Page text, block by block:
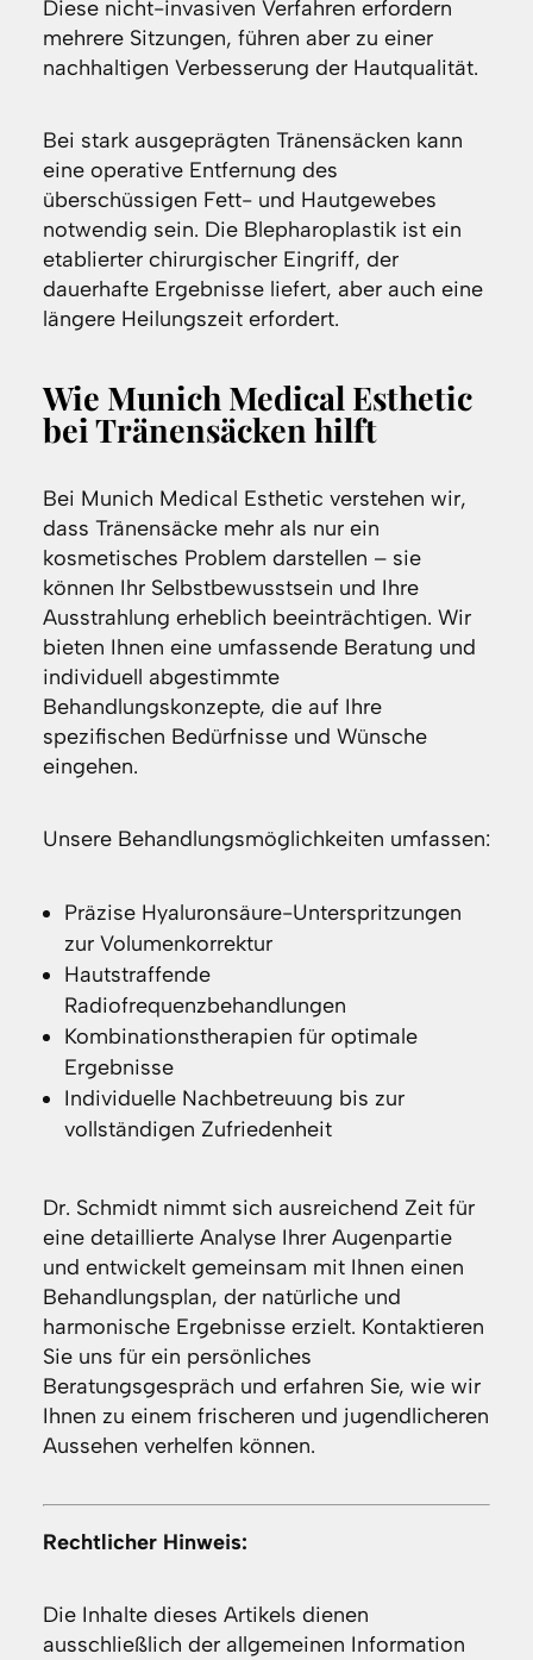
Diese nicht-invasiven Verfahren erfordern
mehrere Sitzungen, führen aber zu einer
nachhaltigen Verbesserung der Hautqualität.
Bei stark ausgeprägten Tränensäcken kann
eine operative Entfernung des
überschüssigen Fett- und Hautgewebes
notwendig sein. Die Blepharoplastik ist ein
etablierter chirurgischer Eingriff, der
dauerhafte Ergebnisse liefert, aber auch eine
längere Heilungszeit erfordert.
Wie Munich Medical Esthetic
bei Tränensäcken hilft
Bei Munich Medical Esthetic verstehen wir,
dass Tränensäcke mehr als nur ein
kosmetisches Problem darstellen – sie
können Ihr Selbstbewusstsein und Ihre
Ausstrahlung erheblich beeinträchtigen. Wir
bieten Ihnen eine umfassende Beratung und
individuell abgestimmte
Behandlungskonzepte, die auf Ihre
spezifischen Bedürfnisse und Wünsche
eingehen.
Unsere Behandlungsmöglichkeiten umfassen:
Präzise Hyaluronsäure-Unterspritzungen
zur Volumenkorrektur
Hautstraffende
Radiofrequenzbehandlungen
Kombinationstherapien für optimale
Ergebnisse
Individuelle Nachbetreuung bis zur
vollständigen Zufriedenheit
Dr. Schmidt nimmt sich ausreichend Zeit für
eine detaillierte Analyse Ihrer Augenpartie
und entwickelt gemeinsam mit Ihnen einen
Behandlungsplan, der natürliche und
harmonische Ergebnisse erzielt. Kontaktieren
Sie uns für ein persönliches
Beratungsgespräch und erfahren Sie, wie wir
Ihnen zu einem frischeren und jugendlicheren
Aussehen verhelfen können.
Rechtlicher Hinweis:
Die Inhalte dieses Artikels dienen
ausschließlich der allgemeinen Information